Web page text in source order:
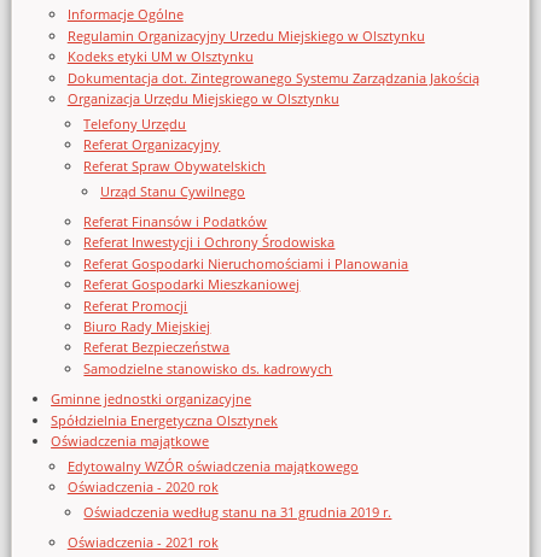
Informacje Ogólne
Regulamin Organizacyjny Urzedu Miejskiego w Olsztynku
Kodeks etyki UM w Olsztynku
Dokumentacja dot. Zintegrowanego Systemu Zarządzania Jakością
Organizacja Urzędu Miejskiego w Olsztynku
Telefony Urzędu
Referat Organizacyjny
Referat Spraw Obywatelskich
Urząd Stanu Cywilnego
Referat Finansów i Podatków
Referat Inwestycji i Ochrony Środowiska
Referat Gospodarki Nieruchomościami i Planowania
Referat Gospodarki Mieszkaniowej
Referat Promocji
Biuro Rady Miejskiej
Referat Bezpieczeństwa
Samodzielne stanowisko ds. kadrowych
Gminne jednostki organizacyjne
Spółdzielnia Energetyczna Olsztynek
Oświadczenia majątkowe
Edytowalny WZÓR oświadczenia majątkowego
Oświadczenia - 2020 rok
Oświadczenia według stanu na 31 grudnia 2019 r.
Oświadczenia - 2021 rok